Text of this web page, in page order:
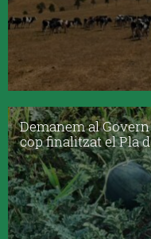
Demanem al
cop finalitzat el Pla